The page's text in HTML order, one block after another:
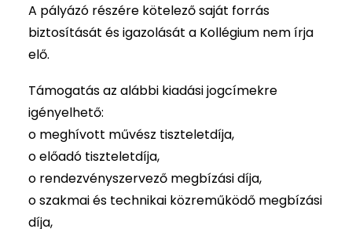
A pályázó részére kötelező saját forrás
biztosítását és igazolását a Kollégium nem írja
elő.
Támogatás az alábbi kiadási jogcímekre
igényelhető:
o meghívott művész tiszteletdíja,
o előadó tiszteletdíja,
o rendezvényszervező megbízási díja,
o szakmai és technikai közreműködő megbízási
díja,